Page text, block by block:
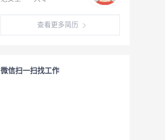
查看更多简历
微信扫一扫找工作